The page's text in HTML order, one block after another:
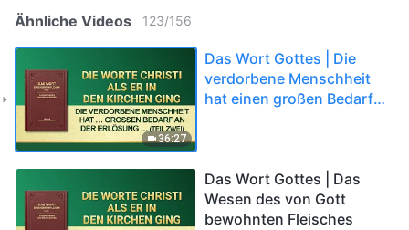
Ähnliche Videos 123/156
36:27
Das Wort Gottes | Die
verdorbene Menschheit
hat einen großen Bedarf
Das Wort Gottes | Das
Wesen des von Gott
bewohnten Fleisches